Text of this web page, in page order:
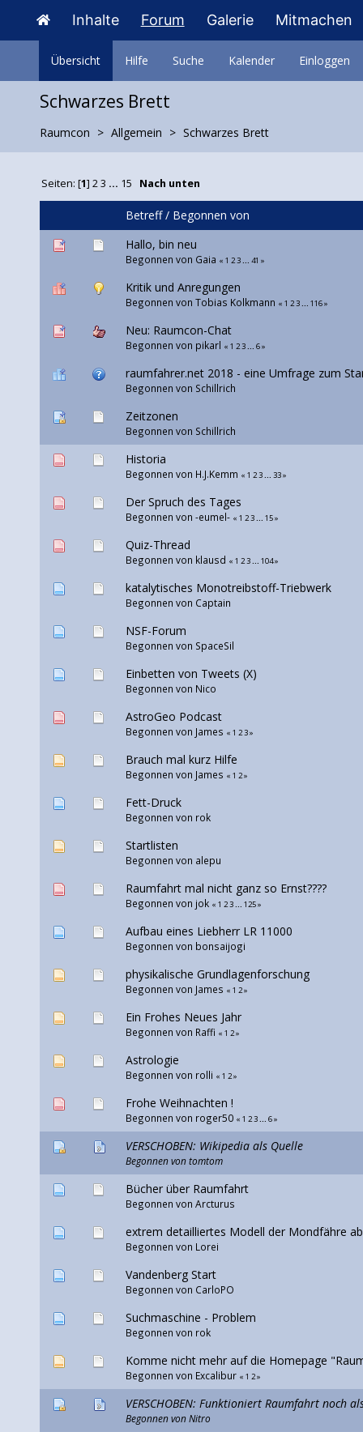
Inhalte Forum Galerie Mitmachen
Übersicht Hilfe Suche Kalender Einloggen
Schwarzes Brett
Raumcon Allgemein Schwarzes Brett
Seiten: [1]23 ... 15 Nach unten
Betreff/ Begonnen von
Hallo, bin neu
Begonnen von Gaia « 1 23... 41 »
Kritik und Anregungen
Begonnen von Tobias Kolkmann « 1 23... 116»
Neu: Raumcon-Chat
Begonnen von pikarl « 1 23... 6»
raumfahrer.net 2018 - eine Umfrage zum
Begonnen von Schillrich
Zeitzonen
Begonnen von Schillrich
Historia
Begonnen von H.J.Kemm « 1 23... 33»
Der Spruch des Tages
Begonnen von -eumel- « 1 23... 15»
Quiz-Thread
Begonnen von klausd « 1 23... 104»
katalytisches Monotreibstoff-Triebwerk
Begonnen von Captain
NSF-Forum
Begonnen von SpaceSil
Einbetten von Tweets (X)
Begonnen von Nico
AstroGeo Podcast
Begonnen von James « 1 23»
Brauch mal kurz Hilfe
Begonnen von James « 1 2»
Fett-Druck
Begonnen von rok
Startlisten
Begonnen von alepu
Raumfahrt mal nicht ganz so Ernst????
Begonnen von jok « 1 23... 125»
Aufbau eines Liebherr LR 11000
Begonnen von bonsaijogi
physikalische Grundlagenforschung
Begonnen von James « 1 2»
Ein Frohes Neues Jahr
Begonnen von Raffi « 1 2»
Astrologie
Begonnen von rolli « 1 2»
Frohe Weihnachten !
Begonnen von roger50 « 1 23... 6»
VERSCHOBEN: Wikipedia als Quelle
Begonnen vontomtom
Bücher über Raumfahrt
Begonnen von Arcturus
extrem detailliertes Modell der Mondfähre
Begonnen von Lorei
Vandenberg Start
Begonnen von CarloPO
Suchmaschine - Problem
Begonnen von rok
Komme nicht mehr auf die Homepage
Begonnen von Excalibur « 1 2»
VERSCHOBEN: Funktioniert Raumfahrt noch
Begonnen vonNitro